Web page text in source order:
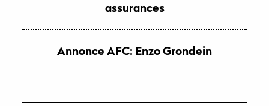
assurances
Annonce AFC: Enzo Grondein